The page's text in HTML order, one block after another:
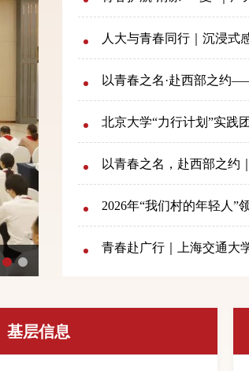
人大与青春同行｜沉浸式
以青春之名·赴西部之约
北京大学“力行计划”实践
以青春之名，赴西部之约
2026年“我们村的年轻人”
青春赴广行｜上海交通大
基层信息